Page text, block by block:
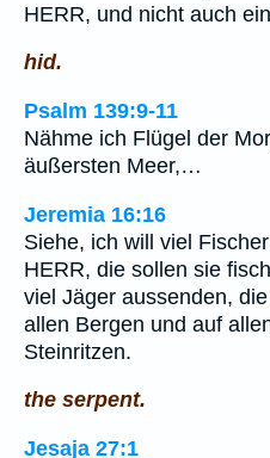
HERR, und nicht auch
hid.
Psalm 139:9-11
Nähme ich Flügel der
äußersten Meer,…
Jeremia 16:16
Siehe, ich will viel
HERR, die sollen sie
viel Jäger aussenden,
allen Bergen und auf
Steinritzen.
the serpent.
Jesaja 27:1